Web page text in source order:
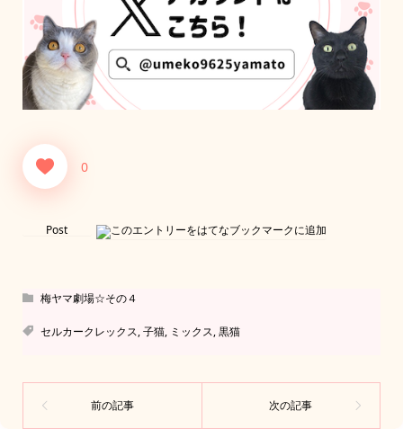
0
Post
梅ヤマ劇場☆その４
セルカークレックス,子猫, ミックス,黒猫